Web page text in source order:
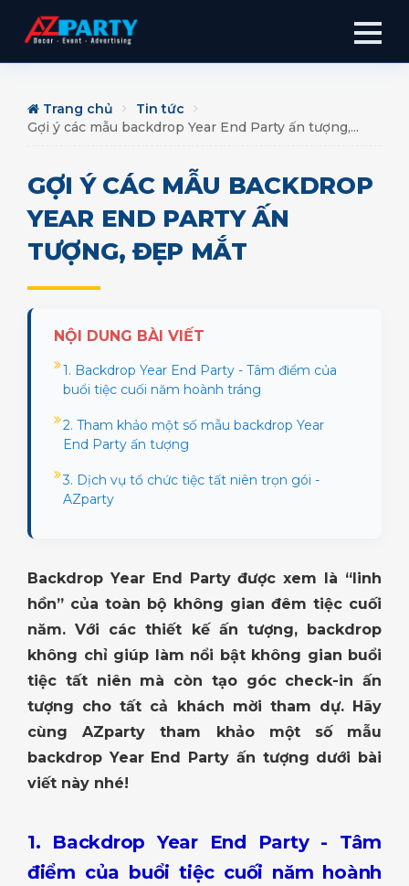
Trang chủ
Tin tức
Gợi ý các mẫu backdrop Year End Party ấn tượng,...
GỢI Ý CÁC MẪU BACKDROP
YEAR END PARTY ẤN
TƯỢNG, ĐẸP MẮT
NỘI DUNG BÀI VIẾT
1. Backdrop Year End Party - Tâm điểm của
buổi tiệc cuối năm hoành tráng
2. Tham khảo một số mẫu backdrop Year
End Party ấn tượng
3. Dịch vụ tổ chức tiệc tất niên trọn gói -
AZparty
Backdrop Year End Party được xem là “linh
hồn” của toàn bộ không gian đêm tiệc cuối
năm. Với các thiết kế ấn tượng, backdrop
không chỉ giúp làm nổi bật không gian buổi
tiệc tất niên mà còn tạo góc check-in ấn
tượng cho tất cả khách mời tham dự. Hãy
cùng AZparty tham khảo một số mẫu
backdrop Year End Party ấn tượng dưới bài
viết này nhé!
1. Backdrop Year End Party - Tâm
điểm của buổi tiệc cuối năm hoành